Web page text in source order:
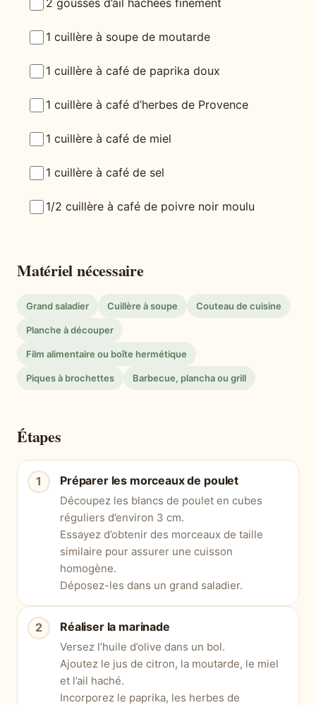
2 gousses d’ail hachées finement
1 cuillère à soupe de moutarde
1 cuillère à café de paprika doux
1 cuillère à café d’herbes de Provence
1 cuillère à café de miel
1 cuillère à café de sel
1/2 cuillère à café de poivre noir moulu
Matériel nécessaire
Grand saladier Cuillère à soupe Couteau de cuisine
Planche à découper
Film alimentaire ou boîte hermétique
Piques à brochettes Barbecue, plancha ou grill
Étapes
Préparer les morceaux de poulet
Découpez les blancs de poulet en cubes
réguliers d’environ 3 cm.
Essayez d’obtenir des morceaux de taille
similaire pour assurer une cuisson
homogène.
Déposez-les dans un grand saladier.
Réaliser la marinade
Versez l’huile d’olive dans un bol.
Ajoutez le jus de citron, la moutarde, le miel
et l’ail haché.
Incorporez le paprika, les herbes de